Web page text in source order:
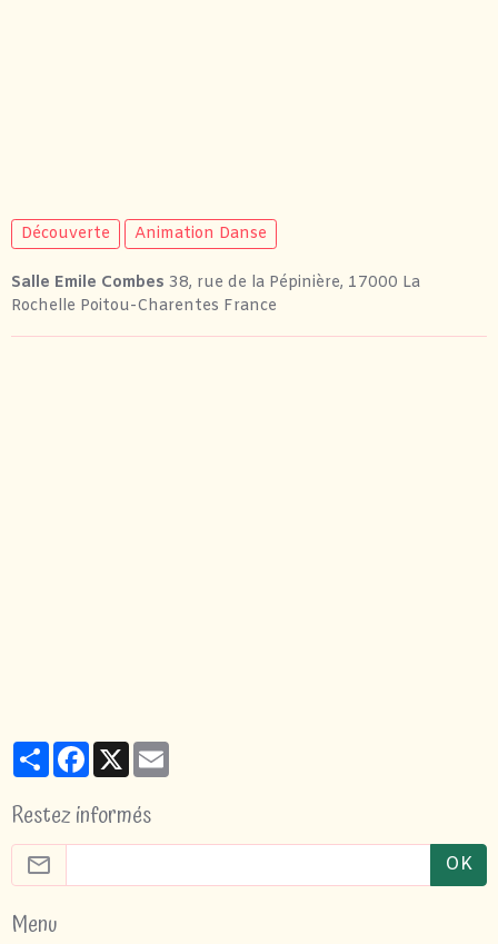
Découverte Animation Danse
Salle Emile Combes 38, rue de la Pépinière, 17000 La
Rochelle Poitou-Charentes France
PartagerFacebook
X
Restez informés
OK
Menu